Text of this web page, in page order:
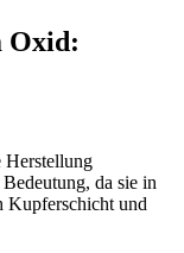
Oxid:
Herstellung
da sie in
Kupferschicht und